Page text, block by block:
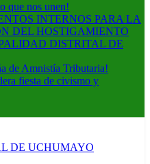
que nos unen!
INTERNOS PARA LA
DEL HOSTIGAMIENTO
DISTRITAL DE
de Amnistía Tributaria!
fiesta de civismo y